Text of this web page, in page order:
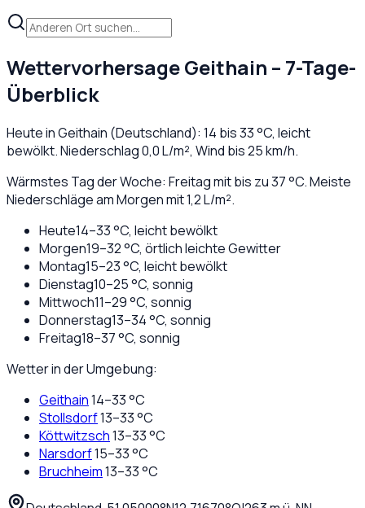
WettervorhersageGeithain – 7-Tage-
Überblick
Heute inGeithain (Deutschland): 14 bis33°C, leicht
bewölkt. Niederschlag0,0L/m², Wind bis25km/h.
Wärmstes Tag der Woche: Freitag mit bis zu 37 °C. Meiste
Niederschläge am Morgen mit 1,2 L/m².
Heute14–33°C, leicht bewölkt
Morgen19–32°C, örtlich leichte Gewitter
Montag15–23°C, leicht bewölkt
Dienstag10–25°C, sonnig
Mittwoch11–29°C, sonnig
Donnerstag13–34°C, sonnig
Freitag18–37°C, sonnig
Wetter in der Umgebung:
Geithain14–33°C
Stollsdorf13–33°C
Köttwitzsch13–33°C
Narsdorf15–33°C
Bruchheim13–33°C